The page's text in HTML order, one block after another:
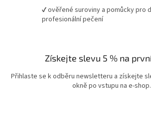
✔ ověřené suroviny a pomůcky pro
profesionální pečení
Získejte slevu 5 % na
Přihlaste se k odběru newsletteru a získejte
okně po vstupu na e-shop.